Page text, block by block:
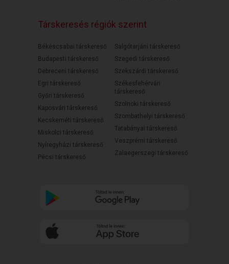
Társkeresés régiók szerint
Békéscsabai társkereső
Budapesti társkereső
Debreceni társkereső
Egri társkereső
Győri társkereső
Kaposvári társkereső
Kecskeméti társkereső
Miskolci társkereső
Nyíregyházi társkereső
Pécsi társkereső
Salgótarjáni társkereső
Szegedi társkereső
Szekszárdi társkereső
Székesfehérvári
társkereső
Szolnoki társkereső
Szombathelyi társkereső
Tatabányai társkereső
Veszprémi társkereső
Zalaegerszegi társkereső